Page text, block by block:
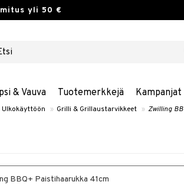
yli 50 €
& Vauva Tuotemerkkejä Kampanjat
Ulkokäyttöön » Grilli & Grillaustarvikkeet » Zwilling
BBQ+ Paistihaarukka 41cm